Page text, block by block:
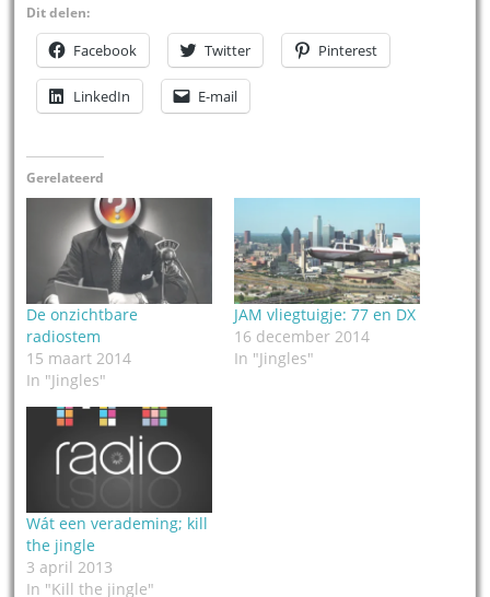
Dit delen:
Facebook Twitter Pinterest
LinkedIn E-mail
Gerelateerd
De onzichtbare
radiostem
15 maart 2014
In "Jingles"
JAM vliegtuigje: 77 en DX
16 december 2014
In "Jingles"
Wát een verademing; kill
the jingle
3 april 2013
In "Kill the jingle"